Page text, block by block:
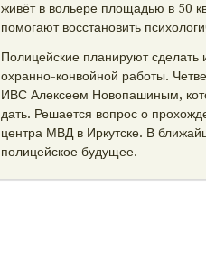
живёт в вольере площадью в 50
помогают восстановить
Полицейские планируют
охранно-конвойной работы.
ИВС Алексеем Новопашиным,
дать. Решается вопрос о
центра МВД в Иркутске. В
полицейское будущее.